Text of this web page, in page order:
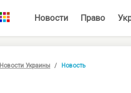
Новости Право
Новости Украины Новость